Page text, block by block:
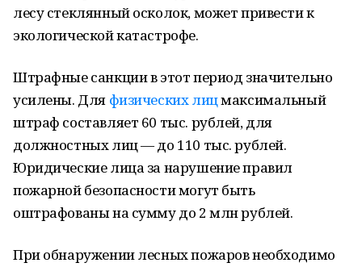
лесу стеклянный осколок, может привести к
экологической катастрофе.
Штрафные санкции в этот период значительно
усилены. Для физических лицмаксимальный
штраф составляет 60 тыс. рублей, для
должностных лиц — до 110 тыс. рублей.
Юридические лица за нарушение правил
пожарной безопасности могут быть
оштрафованы на сумму до 2 млн рублей.
При обнаружении лесных пожаров необходимо